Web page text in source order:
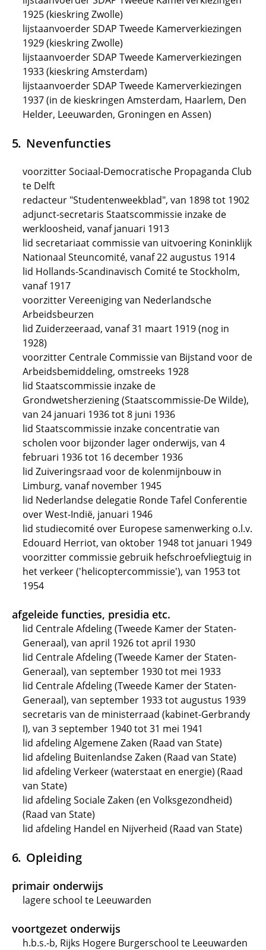
1925 (kieskring Zwolle)
lijstaanvoerder SDAP Tweede Kamerverkiezingen
1929 (kieskring Zwolle)
lijstaanvoerder SDAP Tweede Kamerverkiezingen
1933 (kieskring Amsterdam)
lijstaanvoerder SDAP Tweede Kamerverkiezingen
1937 (in de kieskringen Amsterdam, Haarlem, Den
Helder, Leeuwarden, Groningen en Assen)
Nevenfuncties
voorzitter Sociaal-Democratische Propaganda Club
te Delft
redacteur "Studentenweekblad", van 1898 tot 1902
adjunct-secretaris Staatscommissie inzake de
werkloosheid, vanaf januari 1913
lid secretariaat commissie van uitvoering Koninklijk
Nationaal Steuncomité, vanaf 22 augustus 1914
lid Hollands-Scandinavisch Comité te Stockholm,
vanaf 1917
voorzitter Vereeniging van Nederlandsche
Arbeidsbeurzen
lid Zuiderzeeraad, vanaf 31 maart 1919 (nog in
1928)
voorzitter Centrale Commissie van Bijstand voor de
Arbeidsbemiddeling, omstreeks 1928
lid Staatscommissie inzake de
Grondwetsherziening (Staatscommissie-De Wilde),
van 24 januari 1936 tot 8 juni 1936
lid Staatscommissie inzake concentratie van
scholen voor bijzonder lager onderwijs, van 4
februari 1936 tot 16 december 1936
lid Zuiveringsraad voor de kolenmijnbouw in
Limburg, vanaf november 1945
lid Nederlandse delegatie Ronde Tafel Conferentie
over West-Indië, januari 1946
lid studiecomité over Europese samenwerking o.l.v.
Edouard Herriot, van oktober 1948 tot januari 1949
voorzitter commissie gebruik hefschroefvliegtuig in
het verkeer ('helicoptercommissie'), van 1953 tot
1954
afgeleide functies, presidia etc.
lid Centrale Afdeling (Tweede Kamer der Staten-
Generaal), van april 1926 tot april 1930
lid Centrale Afdeling (Tweede Kamer der Staten-
Generaal), van september 1930 tot mei 1933
lid Centrale Afdeling (Tweede Kamer der Staten-
Generaal), van september 1933 tot augustus 1939
secretaris van de ministerraad (kabinet-Gerbrandy
I), van 3 september 1940 tot 31 mei 1941
lid afdeling Algemene Zaken (Raad van State)
lid afdeling Buitenlandse Zaken (Raad van State)
lid afdeling Verkeer (waterstaat en energie) (Raad
van State)
lid afdeling Sociale Zaken (en Volksgezondheid)
(Raad van State)
lid afdeling Handel en Nijverheid (Raad van State)
Opleiding
primair onderwijs
lagere school te Leeuwarden
voortgezet onderwijs
h.b.s.-b, Rijks Hogere Burgerschool te Leeuwarden